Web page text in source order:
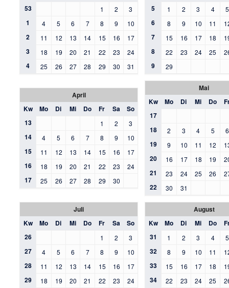
53
1 2 3
1 4 5 6 7 8 9 10
2 11 12 13 14 15 16 17
3 18 19 20 21 22 23 24
4 25 26 27 28 29 30 31
5
1 2 3 4 5
6 8 9 10 11
7 15 16 17 18
8 22 23 24 25
9 29
April
Kw
Mo Di Mi Do Fr Sa
So
13
1 2 3
14 4 5 6 7 8 9 10
15 11 12 13 14 15 16 17
16 18 19 20 21 22 23 24
17 25 26 27 28 29 30
Mai
Kw
Mo Di Mi Do
17
18
2 3 4 5 6
19 9 10 11 12
20 16 17 18 19
21 23 24 25 26
22 30 31
Juli
Kw
Mo Di Mi Do Fr Sa
So
26
1 2 3
27 4 5 6 7 8 9 10
28 11 12 13 14 15 16 17
29 18 19 20 21 22 23 24
August
Kw
Mo Di Mi Do
31
1 2 3 4 5
32 8 9 10 11
33 15 16 17 18
34 22 23 24 25